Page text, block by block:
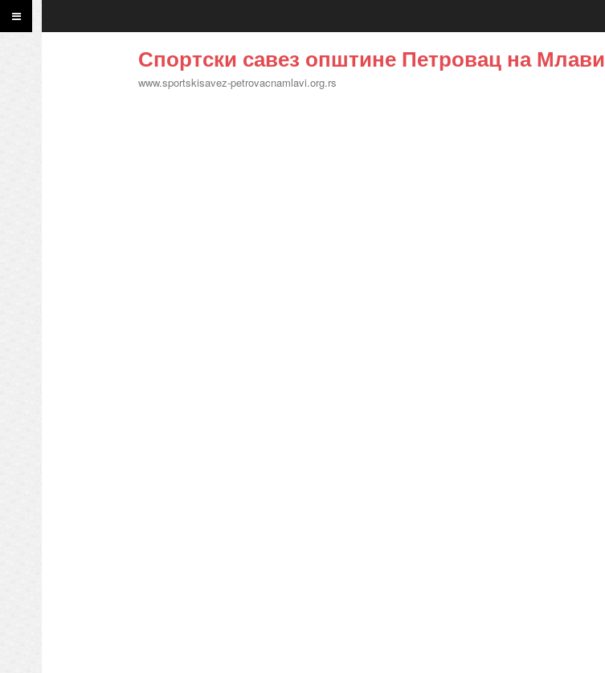
Спортски савез општине Петровац на Млави
www.sportskisavez-petrovacnamlavi.org.rs